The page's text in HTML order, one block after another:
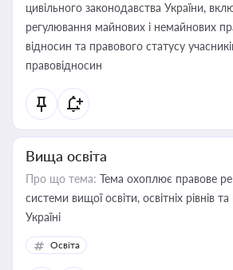
цивільного законодавства України,
регулювання майнових і немайнових
відносин та правового статусу
правовідносин
Вища освіта
Про що тема: Тема охоплює правове
системи вищої освіти, освітніх рівнів та
Україні
Освіта